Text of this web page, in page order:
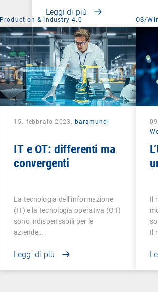
Leggi di più
Production & Industry 4.0
15. febbraio 2023, baramundi
IT e OT: differenti ma
convergenti
La tecnologia dell’informazione
(IT) e la tecnologia operativa (OT)
sono indispensabili per le
aziende…
Leggi di più
OS/
Il
Il